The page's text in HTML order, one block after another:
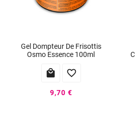
Gel Dompteur De Frisottis
Osmo Essence 100ml
 
9,70 €